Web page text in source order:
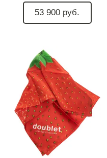
53 900 руб.